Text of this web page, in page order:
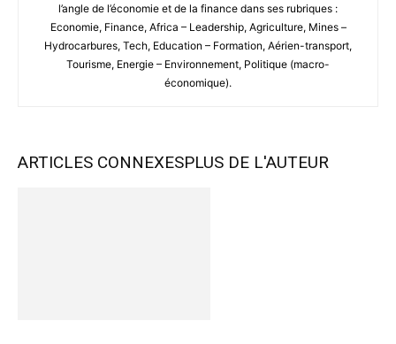
l’angle de l’économie et de la finance dans ses rubriques :
Economie, Finance, Africa – Leadership, Agriculture, Mines –
Hydrocarbures, Tech, Education – Formation, Aérien-transport,
Tourisme, Energie – Environnement, Politique (macro-
économique).
ARTICLES CONNEXESPLUS DE L'AUTEUR